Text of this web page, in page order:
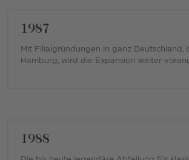
1987
Mit Filialgründungen in ganz Deutschland,
Hamburg, wird die Expansion weiter
1988